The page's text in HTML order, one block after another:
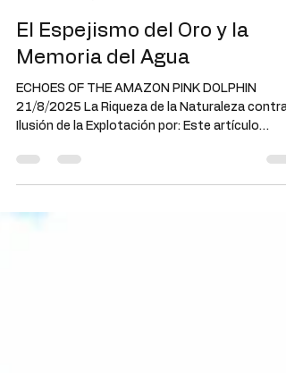
Hummingbird
Aug 22, 2025
10 min read
Memoria del Agua
ECHOES OF THE AMAZON PINK DOLPHIN
21/8/2025 La Riqueza de la Naturaleza contra